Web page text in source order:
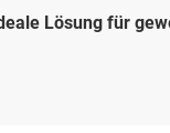
Lösung für